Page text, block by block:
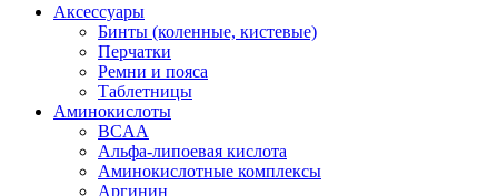
Аксессуары
Бинты (коленные, кистевые)
Перчатки
Ремни и пояса
Таблетницы
Аминокислоты
BCAA
Альфа-липоевая кислота
Аминокислотные комплексы
Аргинин